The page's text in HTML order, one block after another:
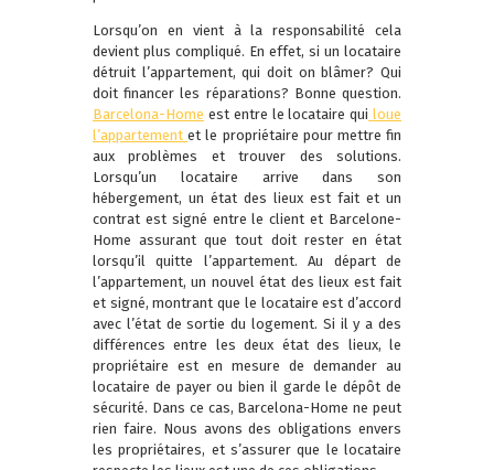
Lorsqu’on en vient à la responsabilité cela
devient plus compliqué. En effet, si un locataire
détruit l’appartement, qui doit on blâmer? Qui
doit financer les réparations? Bonne question.
Barcelona-Home est entre le locataire qui loue
l’appartementet le propriétaire pour mettre fin
aux problèmes et trouver des solutions.
Lorsqu’un locataire arrive dans son
hébergement, un état des lieux est fait et un
contrat est signé entre le client et Barcelone-
Home assurant que tout doit rester en état
lorsqu’il quitte l’appartement. Au départ de
l’appartement, un nouvel état des lieux est fait
et signé, montrant que le locataire est d’accord
avec l’état de sortie du logement. Si il y a des
différences entre les deux état des lieux, le
propriétaire est en mesure de demander au
locataire de payer ou bien il garde le dépôt de
sécurité. Dans ce cas, Barcelona-Home ne peut
rien faire. Nous avons des obligations envers
les propriétaires, et s’assurer que le locataire